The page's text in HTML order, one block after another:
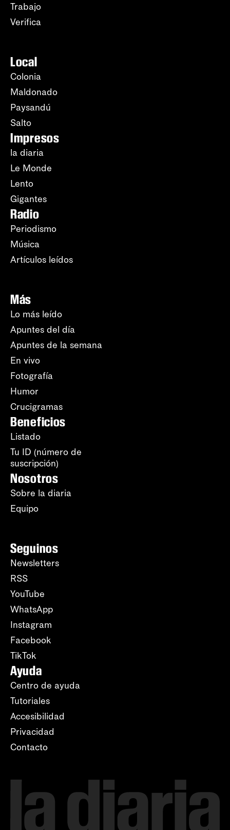
Trabajo
Verifica
Local
Colonia
Maldonado
Paysandú
Salto
Impresos
la diaria
Le Monde
Lento
Gigantes
Radio
Periodismo
Música
Artículos leídos
Más
Lo más leído
Apuntes del día
Apuntes de la semana
En vivo
Fotografía
Humor
Crucigramas
Beneficios
Listado
Tu ID (número de
suscripción)
Nosotros
Sobre la diaria
Equipo
Seguinos
Newsletters
RSS
YouTube
WhatsApp
Instagram
Facebook
TikTok
Ayuda
Centro de ayuda
Tutoriales
Accesibilidad
Privacidad
Contacto